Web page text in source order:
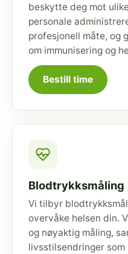
beskytte deg mot
personale
profesjonell måte, og
om immunisering og
Bestill time
Blodtrykksmåling
Vi tilbyr
overvåke helsen din.
og nøyaktig måling,
livsstilsendringer